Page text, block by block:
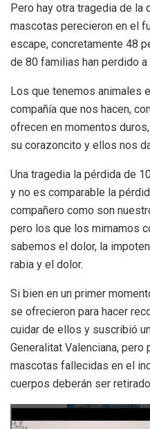
Pero hay otra tragedia de la
mascotas perecieron en el
escape, concretamente 48
de 80 familias han perdido
Los que tenemos animales
compañía que nos hacen,
ofrecen en momentos
su corazoncito y ellos nos
Una tragedia la pérdida de
y no es comparable la
compañero como son
pero los que los mimamos
sabemos el dolor, la
rabia y el dolor.
Si bien en un primer
se ofrecieron para hacer
cuidar de ellos y suscribió
Generalitat Valenciana,
mascotas fallecidas en el
cuerpos deberán ser